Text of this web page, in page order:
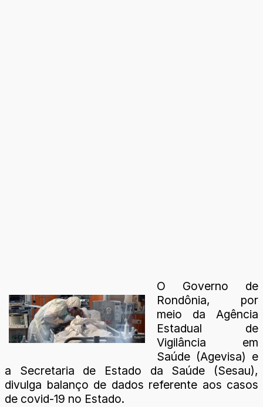
O Governo de
Rondônia, por
meio da Agência
Estadual de
Vigilância em
Saúde (Agevisa) e
a Secretaria de Estado da Saúde (Sesau),
divulga balanço de dados referente aos casos
de covid-19 no Estado.